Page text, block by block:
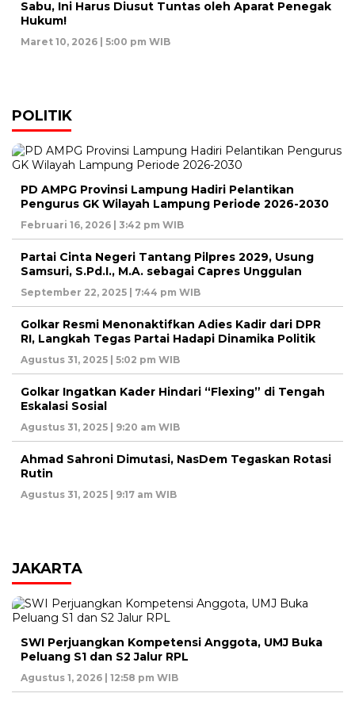
Sabu, Ini Harus Diusut Tuntas oleh Aparat Penegak
Hukum!
Maret 10, 2026 | 5:00 pm WIB
POLITIK
PD AMPG Provinsi Lampung Hadiri Pelantikan
Pengurus GK Wilayah Lampung Periode 2026-2030
Februari 16, 2026 | 3:42 pm WIB
Partai Cinta Negeri Tantang Pilpres 2029, Usung
Samsuri, S.Pd.I., M.A. sebagai Capres Unggulan
September 22, 2025 | 7:44 pm WIB
Golkar Resmi Menonaktifkan Adies Kadir dari DPR
RI, Langkah Tegas Partai Hadapi Dinamika Politik
Agustus 31, 2025 | 5:02 pm WIB
Golkar Ingatkan Kader Hindari “Flexing” di Tengah
Eskalasi Sosial
Agustus 31, 2025 | 9:20 am WIB
Ahmad Sahroni Dimutasi, NasDem Tegaskan Rotasi
Rutin
Agustus 31, 2025 | 9:17 am WIB
JAKARTA
SWI Perjuangkan Kompetensi Anggota, UMJ Buka
Peluang S1 dan S2 Jalur RPL
Agustus 1, 2026 | 12:58 pm WIB